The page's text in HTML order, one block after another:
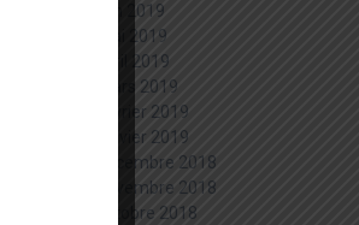
juin 2019
mai 2019
avril 2019
mars 2019
février 2019
janvier 2019
décembre 2018
novembre 2018
octobre 2018